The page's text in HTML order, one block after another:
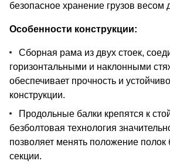
безопасное хранение грузов весом
Особенности конструкции:
Сборная рама из двух стоек,
горизонтальными и наклонными
обеспечивает прочность и
конструкции.
Продольные балки крепятся к
безболтовая технология
позволяет менять положение полок
секции.